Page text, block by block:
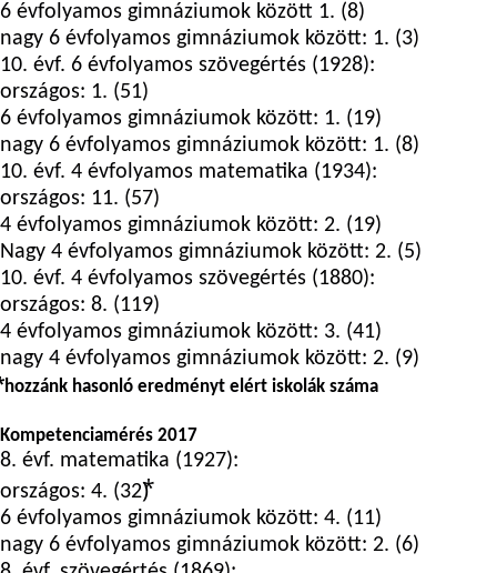
6 évfolyamos gimnáziumok között 1. (8)
nagy 6 évfolyamos gimnáziumok között: 1. (3)
10. évf. 6 évfolyamos szövegértés (1928):
országos: 1. (51)
6 évfolyamos gimnáziumok között: 1. (19)
nagy 6 évfolyamos gimnáziumok között: 1. (8)
10. évf. 4 évfolyamos matematika (1934):
országos: 11. (57)
4 évfolyamos gimnáziumok között: 2. (19)
Nagy 4 évfolyamos gimnáziumok között: 2. (5)
10. évf. 4 évfolyamos szövegértés (1880):
országos: 8. (119)
4 évfolyamos gimnáziumok között: 3. (41)
nagy 4 évfolyamos gimnáziumok között: 2. (9)
⃰ hozzánk hasonló eredményt elért iskolák száma
Kompetenciamérés 2017
8. évf. matematika (1927):
országos: 4. (32)⃰
6 évfolyamos gimnáziumok között: 4. (11)
nagy 6 évfolyamos gimnáziumok között: 2. (6)